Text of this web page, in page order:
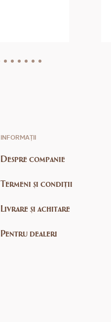
INFORMAȚII
Despre companie
Termeni și condiții
Livrare și achitare
Pentru dealeri